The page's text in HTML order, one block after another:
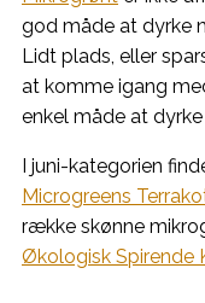
god måde at dyrke
Lidt plads, eller
at komme igang
enkel måde at
I juni-kategorien
Microgreens
række skønne
Økologisk Spirende